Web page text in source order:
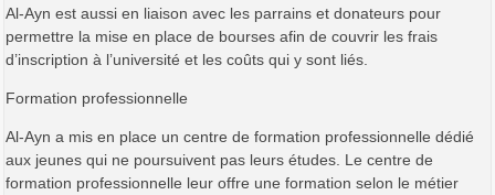
Al-Ayn est aussi en liaison avec les parrains et donateurs pour
permettre la mise en place de bourses afin de couvrir les frais
d’inscription à l’université et les coûts qui y sont liés.
Formation professionnelle
Al-Ayn a mis en place un centre de formation professionnelle dédié
aux jeunes qui ne poursuivent pas leurs études. Le centre de
formation professionnelle leur offre une formation selon le métier